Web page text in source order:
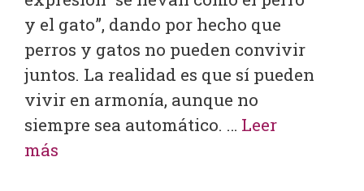
y el gato”, dando por hecho que
perros y gatos no pueden convivir
juntos. La realidad es que sí pueden
vivir en armonía, aunque no
siempre sea automático. … Leer
más